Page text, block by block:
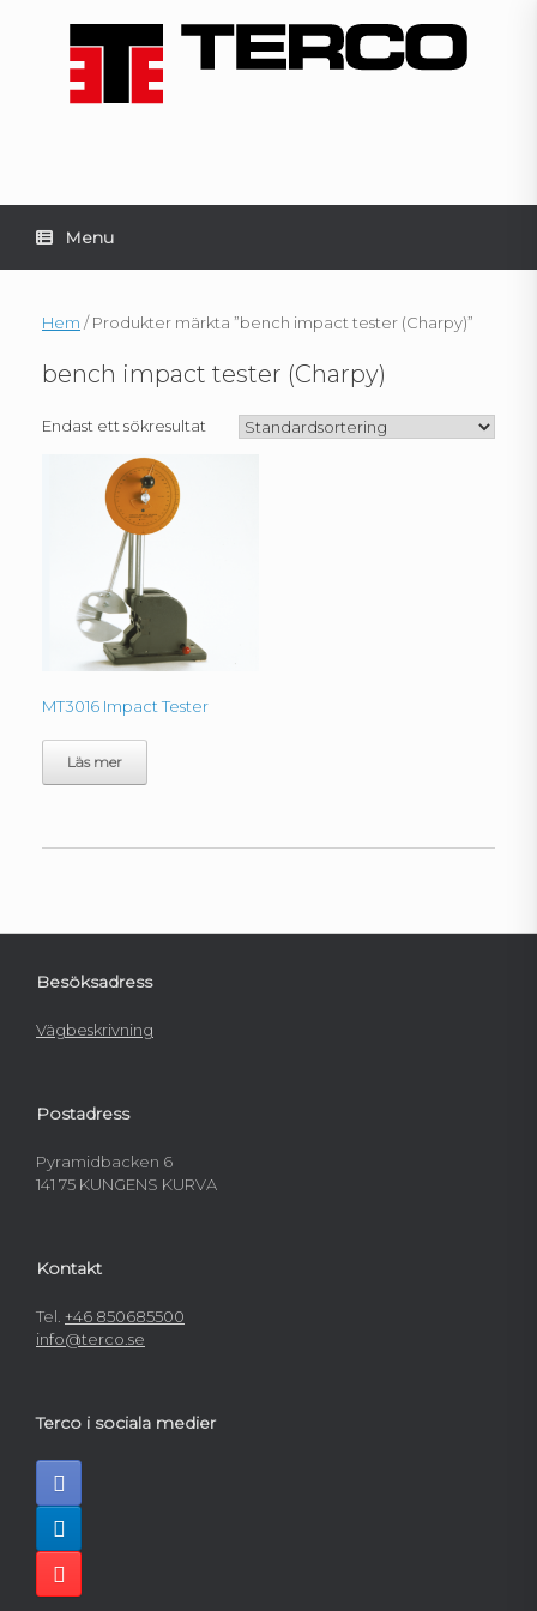
Menu
Hem / Produkter märkta ”bench impact tester (Charpy)”
bench impact tester (Charpy)
Endast ett sökresultat
MT3016 Impact Tester
Läs mer
Besöksadress
Vägbeskrivning
Postadress
Pyramidbacken 6
141 75 KUNGENS KURVA
Kontakt
Tel. +46 850685500
info@terco.se
Terco i sociala medier